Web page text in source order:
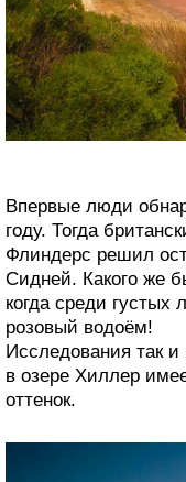
Впервые люди
году. Тогда
Флиндерс решил
Сидней. Какого же
когда среди густых
розовый водоём!
Исследования так
в озере Хиллер
оттенок.